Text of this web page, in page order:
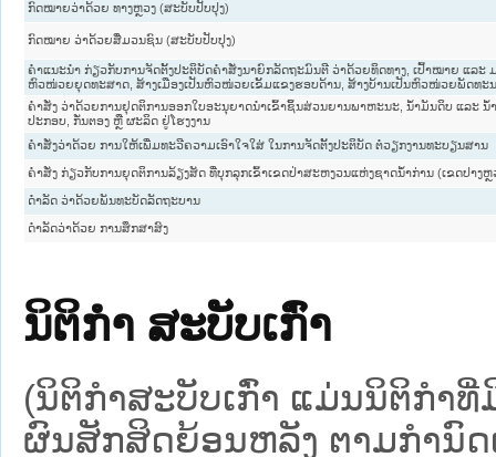
ກົດໝາຍວ່າດ້ວຍ ທາງຫຼວງ (ສະບັບປັບປຸງ)
ກົດໝາຍ ວ່າດ້ວຍສື່ມວນຊົນ (ສະບັບປັບປຸງ)
ຄຳແນະນຳ ກ່ຽວກັບການຈັດຕັ້ງປະຕິບັດຄຳສັ່ງນາຍົກລັດຖະມົນຕີ ວ່າດ້ວຍທິດທາງ, ເປົ້າໝາຍ ແລະ
ຫົວໜ່ວຍຍຸດທະສາດ, ສ້າງເມືອງເປັນຫົວໜ່ວຍເຂັ້ມແຂງຮອບດ້ານ, ສ້າງບ້ານເປັນຫົວໜ່ວຍພັດທະ
ຄຳສັ່ງ ວ່າດ້ວຍການຢຸດຕິການອອກໃບອະນຸຍາດນຳເຂົ້າຊິ້ນສ່ວນຍານພາຫະນະ, ນ້ຳມັນດິບ ແລະ ນ້
ປະກອບ, ກັ່ນຕອງ ຫຼື ຜະລິດ ຢູ່ໂຮງງານ
ຄຳສັ່ງວ່າດ້ວຍ ການໃຫ້ເພີ່ມທະວີຄວາມເອົາໃຈໃສ່ ໃນການຈັດຕັ້ງປະຕິບັດ ຕໍ່ວຽກງານທະບຽນສານ
ຄຳສັ່ງ ກ່ຽວກັບການຍຸດຕິການລ້ຽງສັດ ທີ່ບຸກລຸກເຂົ້າເຂດປ່າສະຫງວນແຫ່ງຊາດນ້ຳກ່ານ (ເຂດປາງຫຼ
ດຳລັດ ວ່າດ້ວຍພັນທະບັດລັດຖະບານ
ດຳລັດວ່າດ້ວຍ ການສຶກສາສົງ
ນິຕິກໍາ ສະບັບເກົ່າ
(ນິຕິກໍາສະບັບເກົ່າ ແມ່ນນິຕິກໍາ
ຜົນສັກສິດຍ້ອນຫລັງ ຕາມກໍານົດ